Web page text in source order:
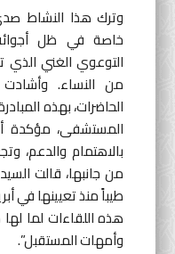
وترك هذا النشاط
خاصة في ظل أجوائه
التوعوي الغني
من النساء.
الحاضرات، بهذه
المستشفى، مؤكدة
بالاهتمام والدعم،
من جانبها، قالت
طيباً منذ تعيينها في
هذه اللقاءات لما
وأمهات المستقبل”.